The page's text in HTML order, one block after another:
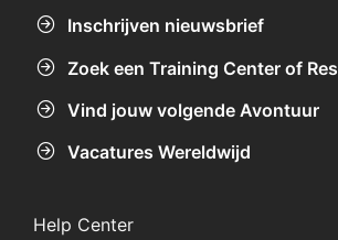
Inschrijven nieuwsbrief
Zoek een Training Center of
Vind jouw volgende Avontuur
Vacatures Wereldwijd
Help Center